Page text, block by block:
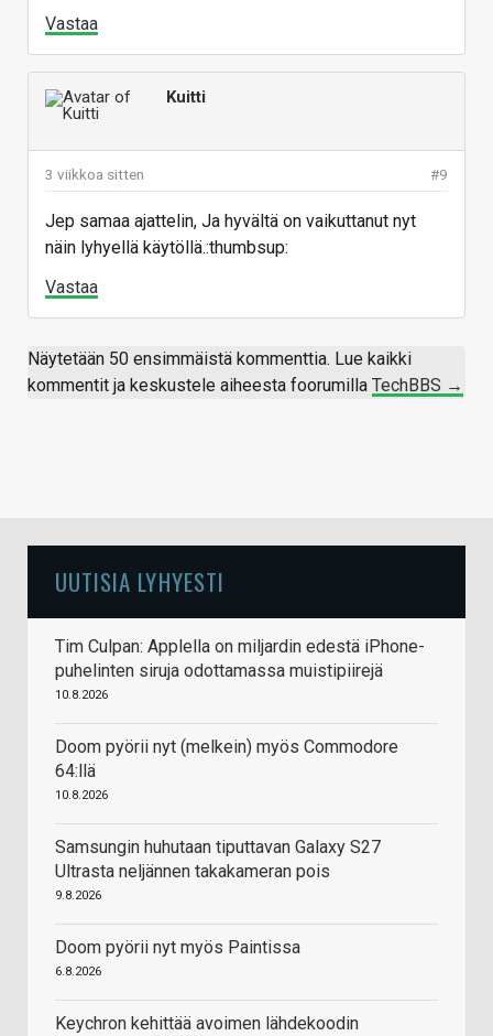
Vastaa
Kuitti
#9
3 viikkoa sitten
Jep samaa ajattelin, Ja hyvältä on vaikuttanut nyt
näin lyhyellä käytöllä.:thumbsup:
Vastaa
Näytetään 50 ensimmäistä kommenttia. Lue kaikki
kommentit ja keskustele aiheesta foorumilla TechBBS →
UUTISIA LYHYESTI
Tim Culpan: Applella on miljardin edestä iPhone-
puhelinten siruja odottamassa muistipiirejä
10.8.2026
Doom pyörii nyt (melkein) myös Commodore
64:llä
10.8.2026
Samsungin huhutaan tiputtavan Galaxy S27
Ultrasta neljännen takakameran pois
9.8.2026
Doom pyörii nyt myös Paintissa
6.8.2026
Keychron kehittää avoimen lähdekoodin